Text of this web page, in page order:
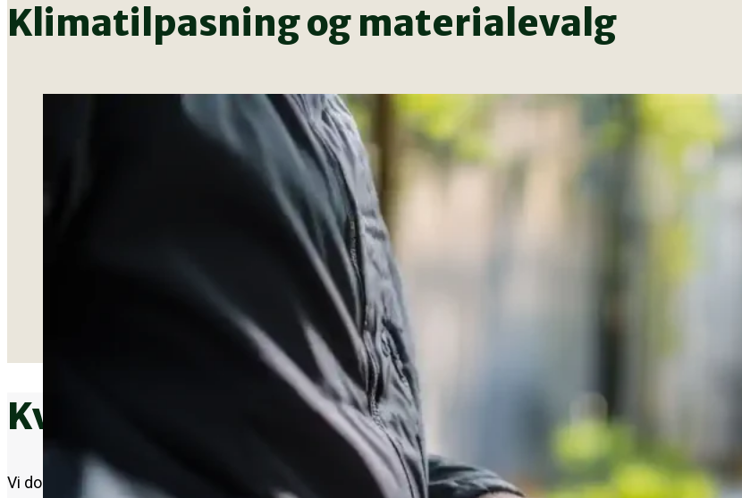
Klimatilpasning og materialevalg
Vi vælger løsninger, der holder og gør området nemt at
gælder både valg af planter, belægning og maskiner Hvor
bruger vi eldrevne maskiner og arbejder uden for
det gør hverdagen lettere.
Klimatilpasning indgår altid i planlægningen. Vi vejleder
materialer, der klarer både regn, tørke og slid. Regnvand
fra stier og pladser, og belægninger lægges, så de holder.
og vælger løsninger, der fungerer i mange år.
Kvalitet, dokumentation og samarbejde
Vi dokumenterer arbejdet undervejs med sædvanlig kvalitetssikring , så du altid